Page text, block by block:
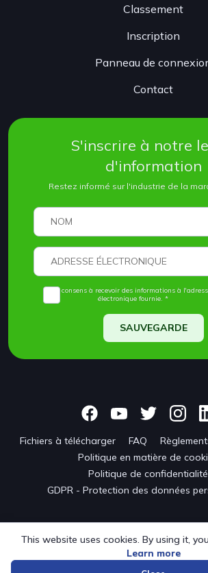
This website uses cookies. By using it,
Learn more
Classement
Inscription
Panneau de
Contact
S'inscrire à notre
d'information
Restez informé sur l'industrie de la
Je consens à recevoir des informations à
électronique fournie. *
SAUVEGARDE
Fichiers à télécharger FAQ
Politique en matière de
Politique de confidentialité
GDPR - Protection des données